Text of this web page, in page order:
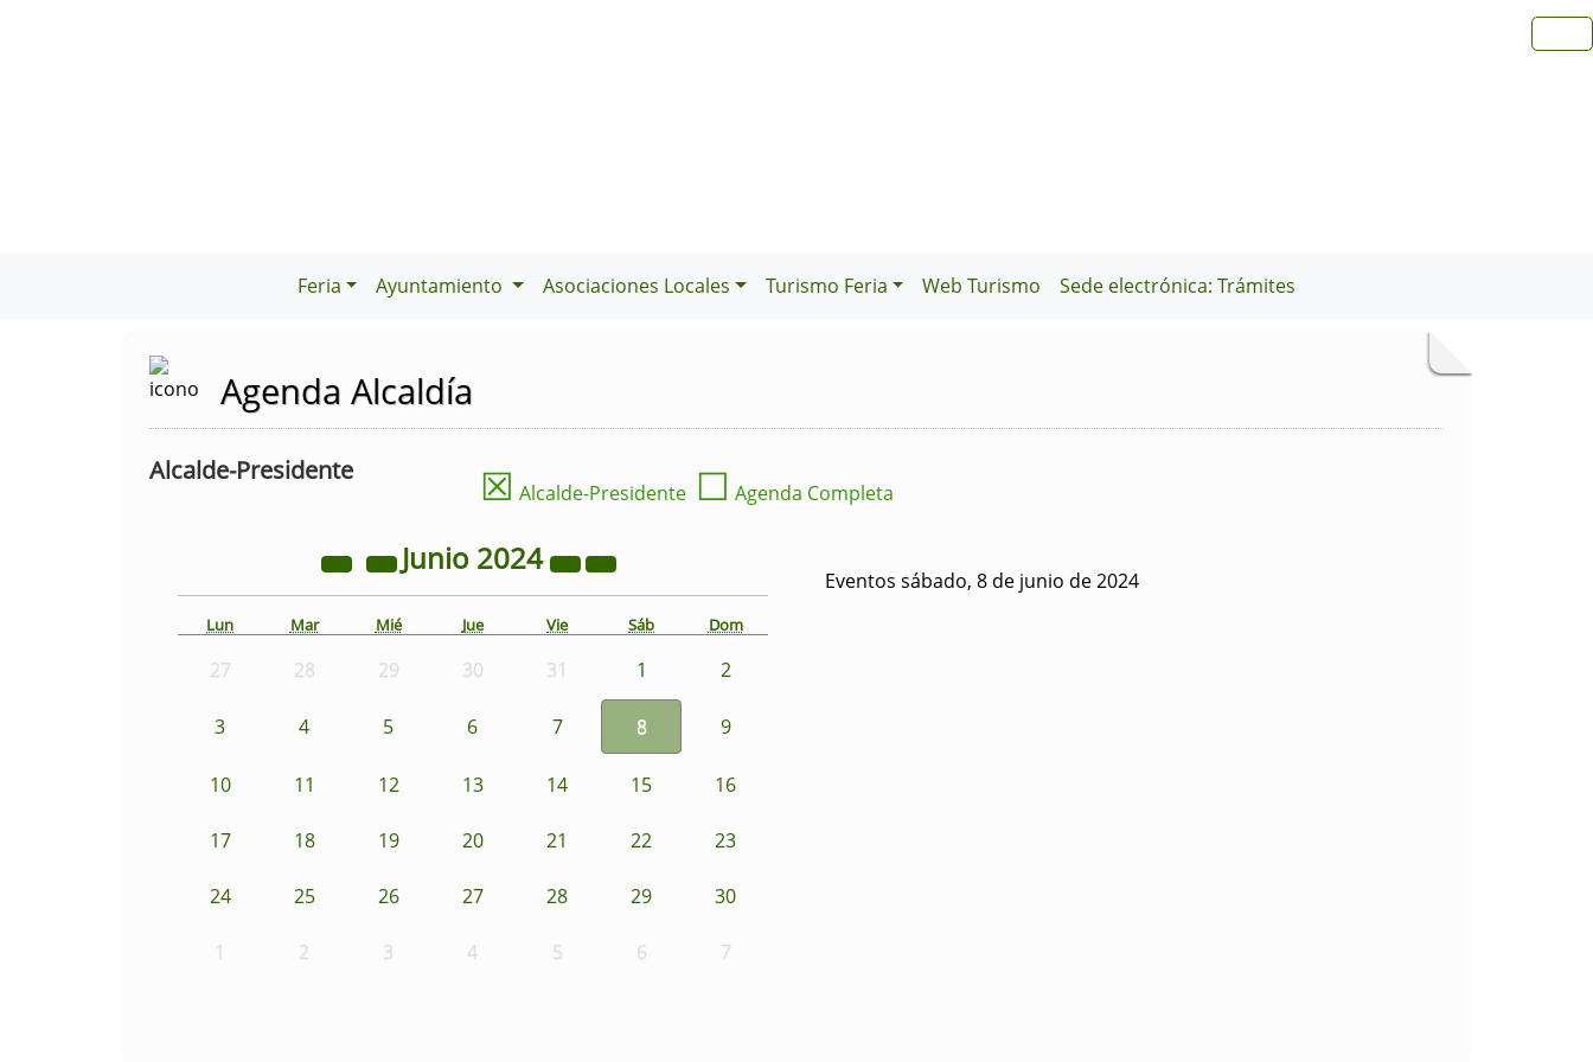
Feria Ayuntamiento Asociaciones Locales Turismo Feria Web Turismo Sede electrónica: Trámites
Agenda Alcaldía
Alcalde-Presidente ☒ Alcalde-Presidente ☐ Agenda Completa
Junio 2024
Lun Mar Mié Jue Vie Sáb Dom
27 28 29 30 31 1 2
3 4 5 6 7 8 9
10 11 12 13 14 15 16
17 18 19 20 21 22 23
24 25 26 27 28 29 30
1 2 3 4 5 6 7
Eventos sábado, 8 de junio de 2024